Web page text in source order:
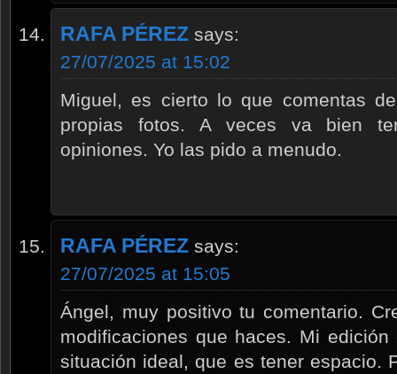
RAFA PÉREZ says:
27/07/2025 at 15:02
Miguel, es cierto lo que comentas
propias fotos. A veces va bien
opiniones. Yo las pido a menudo.
RAFA PÉREZ says:
27/07/2025 at 15:05
Ángel, muy positivo tu comentario.
modificaciones que haces. Mi
situación ideal, que es tener espacio.